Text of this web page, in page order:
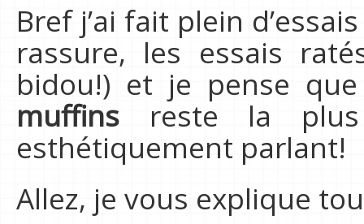
Bref j’ai fait plein
rassure, les essais
bidou!) et je pense
muffins reste la
esthétiquement parlant!
Allez, je vous explique